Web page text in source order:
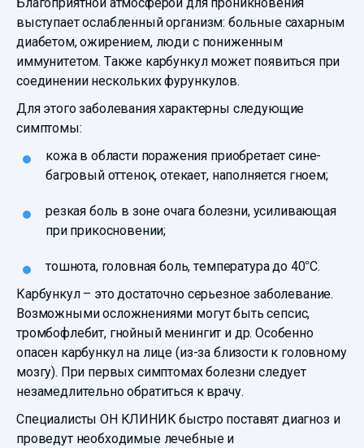
выступает ослабленный организм: больные сахарным
диабетом, ожирением, люди с пониженным
иммунитетом. Также карбункул может появиться при
соединении нескольких фурункулов.
Для этого заболевания характерны следующие
симптомы:
кожа в области поражения приобретает сине-
багровый оттенок, отекает, наполняется гноем;
резкая боль в зоне очага болезни, усиливающая
при прикосновении;
тошнота, головная боль, температура до 40°С.
Карбункул – это достаточно серьезное заболевание.
Возможными осложнениями могут быть сепсис,
тромбофлебит, гнойный менингит и др. Особенно
опасен карбункул на лице (из-за близости к головному
мозгу). При первых симптомах болезни следует
незамедлительно обратиться к врачу.
Специалисты ОН КЛИНИК быстро поставят диагноз и
проведут необходимые лечебные и